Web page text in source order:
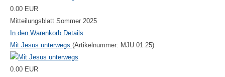
0.00 EUR
Mitteilungsblatt Sommer 2025
In den Warenkorb Details
Mit Jesus unterwegs (Artikelnummer: MJU 01.25)
0.00 EUR